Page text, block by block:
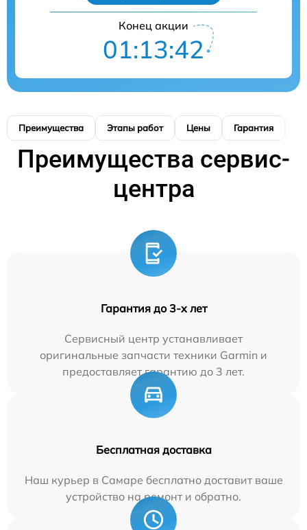
Конец акции
01:13:41
Преимущества Этапы работ Цены Гарантия
Преимущества сервис-
центра
Гарантия до 3-х лет
Сервисный центр устанавливает
оригинальные запчасти техники Garmin и
предоставляет гарантию до 3 лет.
Бесплатная доставка
Наш курьер в Самаре бесплатно доставит ваше
устройство на ремонт и обратно.